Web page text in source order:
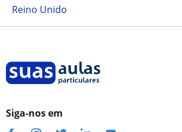
Reino Unido
Siga-nos em